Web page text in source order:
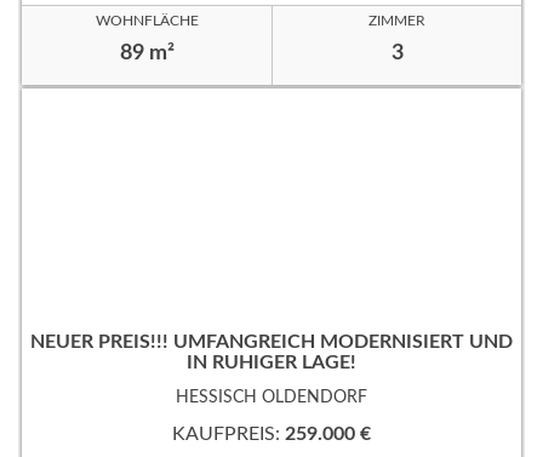
WOHNFLÄCHE
89 m²
ZIMMER
3
NEUER PREIS!!! UMFANGREICH MODERNISIERT UND
IN RUHIGER LAGE!
HESSISCH OLDENDORF
KAUFPREIS: 259.000 €